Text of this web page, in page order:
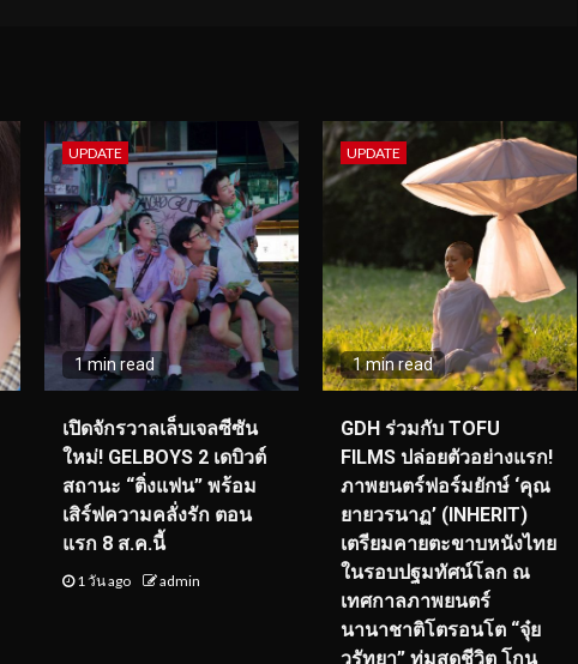
UPDATE
1 min read
เปิดจักรวาลเล็บเจลซีซัน
ใหม่! GELBOYS 2 เดบิวต์
สถานะ “ติ่งแฟน” พร้อม
เสิร์ฟความคลั่งรัก ตอน
แรก 8 ส.ค.นี้
1 วัน ago admin
UPDATE
1 min read
GDH ร่วมกับ TOFU
FILMS ปล่อยตัวอย่างแรก!
ภาพยนตร์ฟอร์มยักษ์ ‘คุณ
ยายวรนาฏ’ (INHERIT)
เตรียมคายตะขาบหนังไทย
ในรอบปฐมทัศน์โลก ณ
เทศกาลภาพยนตร์
นานาชาติโตรอนโต “จุ๋ย
วรัทยา” ทุ่มสุดชีวิต โกน